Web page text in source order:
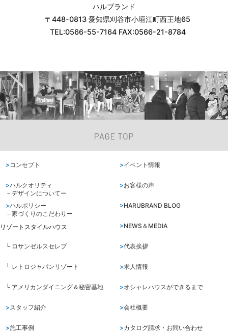
ド，利用日時，利用方法，利用環境（携帯端末を通じてご利用の場
合の当該端末の通信状態，利用に際しての各種設定情報なども含み
ます），IPアドレス，クッキー情報，位置情報，端末の個体識別情
報などの履歴情報および特性情報を，ユーザーが当社や提携先のサ
第３条（個人情報を収集・利用する目的）
当社が個人情報を収集・利用する目的は，以下のとおりです。
（1）ユーザーに自分の登録情報の閲覧や修正，利用状況の閲覧を
行っていただくために，氏名，住所，連絡先，支払方法などの登録
などに関する情報を表示する目的
するため，氏名や住所などの連絡先情報を利用する目的
電話番号，銀行口座番号，クレジットカード番号，運転免許証番
号，配達証明付き郵便の到達結果などの情報を利用する目的
（4）ユーザーに代金を請求するために，購入された商品名や数
量，利用されたサービスの種類や期間，回数，請求金額，氏名，住
所，銀行口座番号やクレジットカード番号などの支払に関する情報
（5）ユーザーが簡便にデータを入力できるようにするために，当
指示に基づいて他のサービスなど（提携先が提供するものも含みま
（6）代金の支払を遅滞したり第三者に損害を発生させたりするな
的でサービスを利用しようとするユーザーの利用をお断りするため
る目的
ハルブランド
〒448-0813 愛知県刈谷市小垣江町西王地65
TEL:0566-55-7164 FAX:0566-21-8784
コンセプト イベント情報
ハルクオリティ
－デザインについてー
お客様の声
ハルポリシー
－家づくりのこだわりー
HARUBRAND BLOG
リゾートスタイルハウス NEWS＆MEDIA
└ ロサンゼルスセレブ 代表挨拶
└ レトロジャパンリゾート 求人情報
└ アメリカンダイニング＆秘密基地 オシャレハウスができるまで
スタッフ紹介 会社概要
施工事例 カタログ請求・お問い合わせ